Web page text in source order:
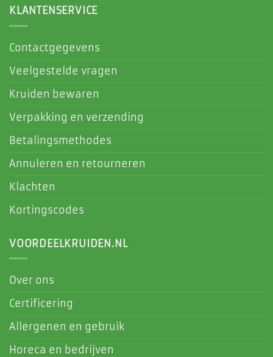
KLANTENSERVICE
Contactgegevens
Veelgestelde vragen
Kruiden bewaren
Verpakking en verzending
Betalingsmethodes
Annuleren en retourneren
Klachten
Kortingscodes
VOORDEELKRUIDEN.NL
Over ons
Certificering
Allergenen en gebruik
Horeca en bedrijven